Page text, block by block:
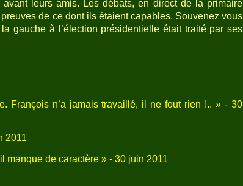
avant leurs amis. Les débats, en direct de la primaire
de ce dont ils étaient capables. Souvenez vous
gauche à l’élection présidentielle était traité par ses
François n’a jamais travaillé, il ne fout rien !.. » - 30
2011
manque de caractère » - 30 juin 2011